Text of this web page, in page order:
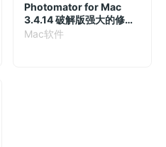
Photomator for Mac
3.4.14 破解版强大的修图
工具
Mac软件